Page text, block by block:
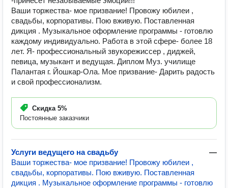
Ваши торжества- мое призвание! Провожу юбилеи ,
свадьбы, корпоративы. Пою вживую. Поставленная
дикция . Музыкальное оформление программы - готовлю
каждому индивидуально. Работа в этой сфере- более 18
лет. Я- профессиональный звукорежиссер , диджей,
певица, музыкант и ведущая. Диплом Муз. училище
Палантая г. Йошкар-Ола. Мое призвание- Дарить радость
и свой профессионализм.
Скидка 5%
Постоянные заказчики
Услуги ведущего на свадьбу
—
Ваши торжества- мое призвание! Провожу юбилеи ,
свадьбы, корпоративы. Пою вживую. Поставленная
дикция . Музыкальное оформление программы - готовлю